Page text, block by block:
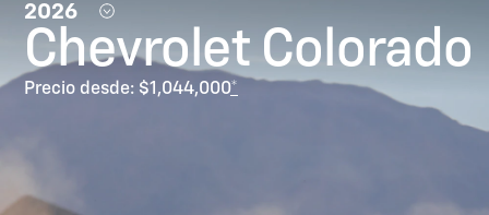
2026
Chevrolet Colorado
Precio desde: $1,044,000*